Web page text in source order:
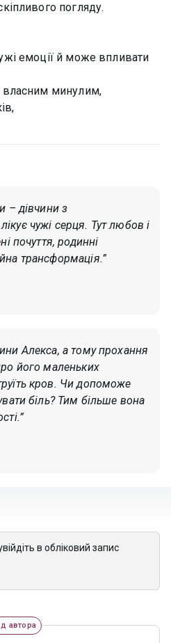
погляду.
емоції й може впливати
власним минулим,
– дівчини з
чужі серця. Тут любов і
почуття, родинні
трансформація.”
Алекса, а тому прохання
його маленьких
кров. Чи допоможе
біль? Тим більше вона
в обліковий запис
автора